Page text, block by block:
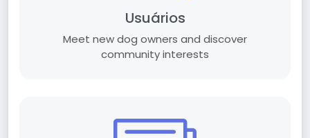
Usuários
Meet new dog owners and discover
community interests